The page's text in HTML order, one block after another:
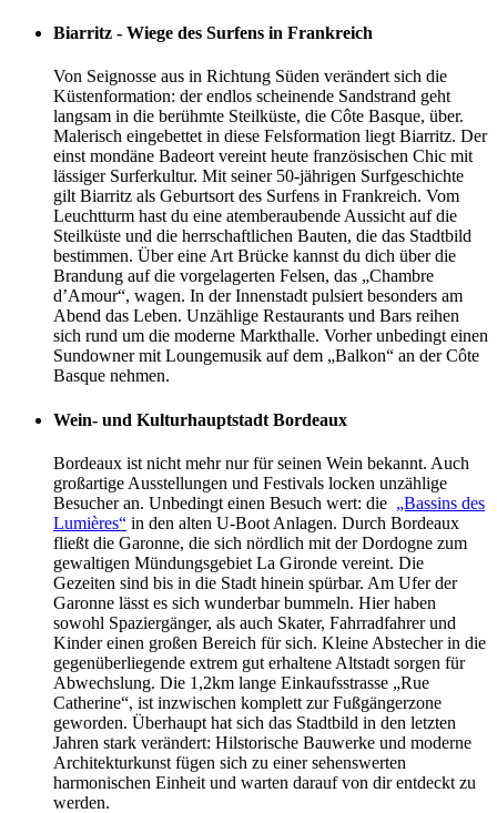
Biarritz - Wiege des Surfens in Frankreich
Von Seignosse aus in Richtung Süden verändert sich die
Küstenformation: der endlos scheinende Sandstrand geht
langsam in die berühmte Steilküste, die Côte Basque, über.
Malerisch eingebettet in diese Felsformation liegt Biarritz. Der
einst mondäne Badeort vereint heute französischen Chic mit
lässiger Surferkultur. Mit seiner 50-jährigen Surfgeschichte
gilt Biarritz als Geburtsort des Surfens in Frankreich. Vom
Leuchtturm hast du eine atemberaubende Aussicht auf die
Steilküste und die herrschaftlichen Bauten, die das Stadtbild
bestimmen. Über eine Art Brücke kannst du dich über die
Brandung auf die vorgelagerten Felsen, das „Chambre
d’Amour“, wagen. In der Innenstadt pulsiert besonders am
Abend das Leben. Unzählige Restaurants und Bars reihen
sich rund um die moderne Markthalle. Vorher unbedingt einen
Sundowner mit Loungemusik auf dem „Balkon“ an der Côte
Basque nehmen.
Wein- und Kulturhauptstadt Bordeaux
Bordeaux ist nicht mehr nur für seinen Wein bekannt. Auch
großartige Ausstellungen und Festivals locken unzählige
Besucher an. Unbedingt einen Besuch wert: die „Bassins des
Lumières“ in den alten U-Boot Anlagen. Durch Bordeaux
fließt die Garonne, die sich nördlich mit der Dordogne zum
gewaltigen Mündungsgebiet La Gironde vereint. Die
Gezeiten sind bis in die Stadt hinein spürbar. Am Ufer der
Garonne lässt es sich wunderbar bummeln. Hier haben
sowohl Spaziergänger, als auch Skater, Fahrradfahrer und
Kinder einen großen Bereich für sich. Kleine Abstecher in die
gegenüberliegende extrem gut erhaltene Altstadt sorgen für
Abwechslung. Die 1,2km lange Einkaufsstrasse „Rue
Catherine“, ist inzwischen komplett zur Fußgängerzone
geworden. Überhaupt hat sich das Stadtbild in den letzten
Jahren stark verändert: Hilstorische Bauwerke und moderne
Architekturkunst fügen sich zu einer sehenswerten
harmonischen Einheit und warten darauf von dir entdeckt zu
werden.